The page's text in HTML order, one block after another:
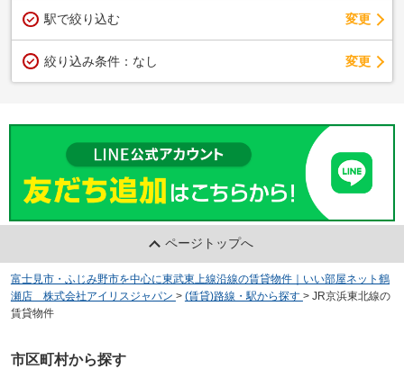
駅で絞り込む 変更
絞り込み条件： なし 変更
ページトップへ
富士見市・ふじみ野市を中心に東武東上線沿線の賃貸物件｜いい部屋ネット鶴
瀬店 株式会社アイリスジャパン > (賃貸)路線・駅から探す > JR京浜東北線の
賃貸物件
市区町村から探す